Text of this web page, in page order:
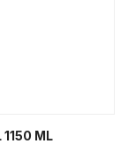
1150 ML